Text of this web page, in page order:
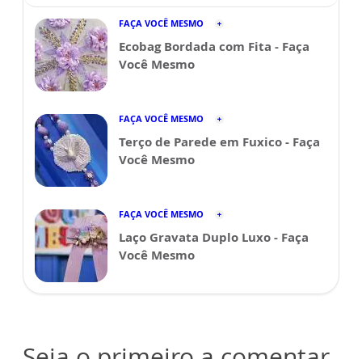
FAÇA VOCÊ MESMO
Ecobag Bordada com Fita - Faça
Você Mesmo
FAÇA VOCÊ MESMO
Terço de Parede em Fuxico - Faça
Você Mesmo
FAÇA VOCÊ MESMO
Laço Gravata Duplo Luxo - Faça
Você Mesmo